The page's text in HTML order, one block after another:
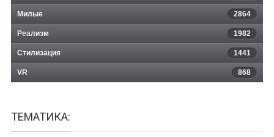
Милые 2864
Реализм 1982
Стилизация 1441
VR 868
ТЕМАТИКА: